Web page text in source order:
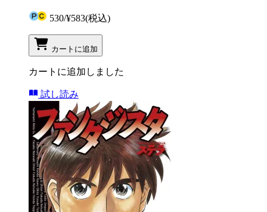
530/¥583(税込)
カートに追加
カートに追加しました
試し読み